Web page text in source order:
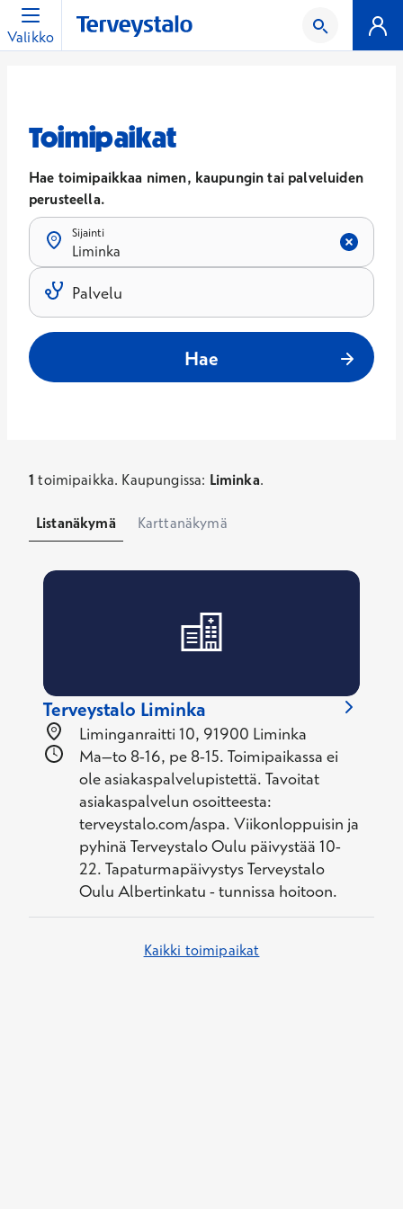
Valikko
Toimipaikat
Hae toimipaikkaa nimen, kaupungin tai palveluiden
perusteella.
Sijainti
Liminka
Tulokset päivittyvät, kun kirjoitat hakukenttään.
Palvelu
Tulokset päivittyvät, kun kirjoitat hakukenttään.
Hae
1 toimipaikka. Kaupungissa: Liminka.
Listanäkymä Karttanäkymä
Terveystalo Liminka
Liminganraitti 10, 91900 Liminka
Ma–to 8-16, pe 8-15. Toimipaikassa ei
ole asiakaspalvelupistettä. Tavoitat
asiakaspalvelun osoitteesta:
terveystalo.com/aspa. Viikonloppuisin ja
pyhinä Terveystalo Oulu päivystää 10-
22. Tapaturmapäivystys Terveystalo
Oulu Albertinkatu - tunnissa hoitoon.
Kaikki toimipaikat